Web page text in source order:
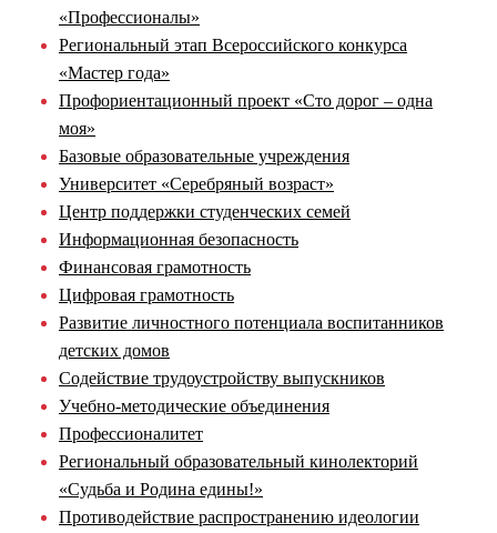
«Профессионалы»
Региональный этап Всероссийского конкурса
«Мастер года»
Профориентационный проект «Сто дорог – одна
моя»
Базовые образовательные учреждения
Университет «Серебряный возраст»
Центр поддержки студенческих семей
Информационная безопасность
Финансовая грамотность
Цифровая грамотность
Развитие личностного потенциала воспитанников
детских домов
Содействие трудоустройству выпускников
Учебно-методические объединения
Профессионалитет
Региональный образовательный кинолекторий
«Судьба и Родина едины!»
Противодействие распространению идеологии